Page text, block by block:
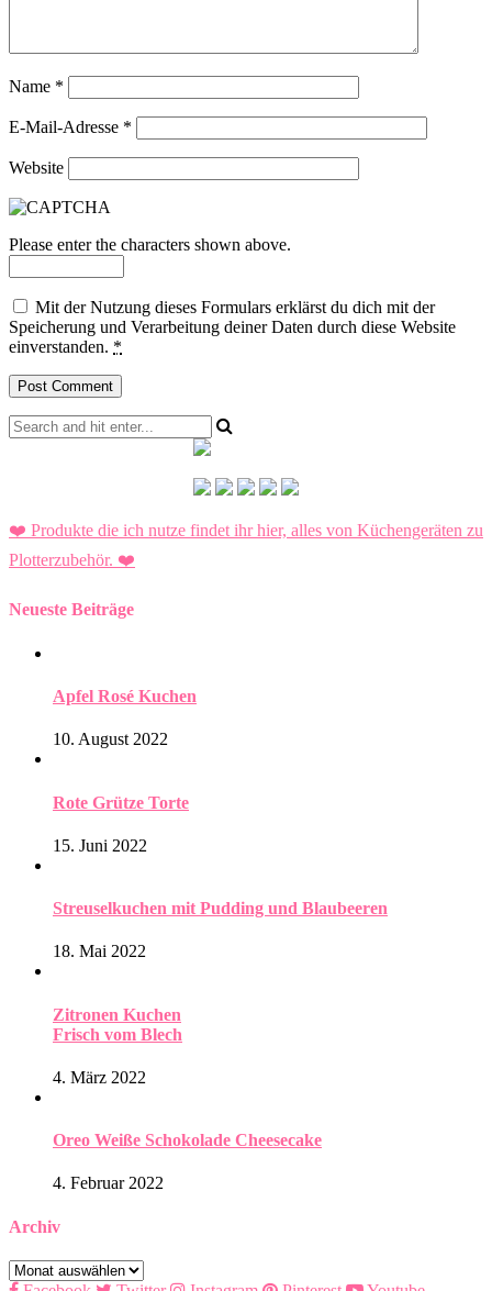
Name *
E-Mail-Adresse *
Website
Please enter the characters shown above.
Mit der Nutzung dieses Formulars erklärst du dich mit der
Speicherung und Verarbeitung deiner Daten durch diese Website
einverstanden. *
❤️ Produkte die ich nutze findet ihr hier, alles von Küchengeräten zu
Plotterzubehör. ❤️
Neueste Beiträge
Apfel Rosé Kuchen
10. August 2022
Rote Grütze Torte
15. Juni 2022
Streuselkuchen mit Pudding und Blaubeeren
18. Mai 2022
Zitronen Kuchen
Frisch vom Blech
4. März 2022
Oreo Weiße Schokolade Cheesecake
4. Februar 2022
Archiv
Archiv